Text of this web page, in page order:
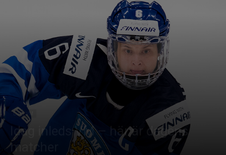
Dam VM
Idag inleds VM – här är dagens
matcher